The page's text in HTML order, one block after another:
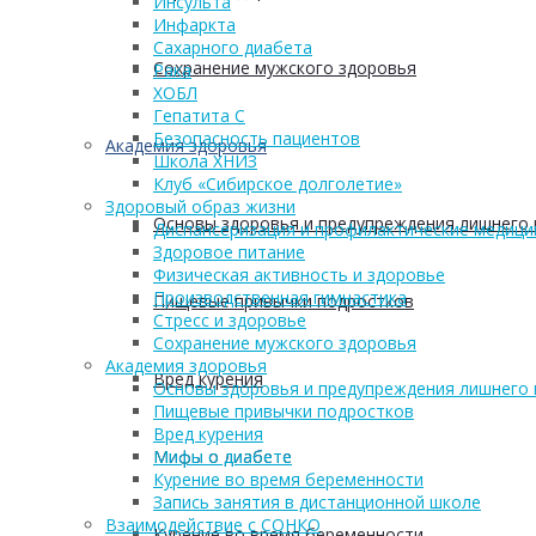
Сохранение мужского здоровья
Академия здоровья
Основы здоровья и предупреждения лишнего
Пищевые привычки подростков
Вред курения
Мифы о диабете
Инфаркта
Сахарного диабета
Рака
ХОБЛ
Гепатита С
Безопасность пациентов
Школа ХНИЗ
Клуб «Сибирское долголетие»
Здоровый образ жизни
Диспансеризация и профилактические
Здоровое питание
Физическая активность и здоровье
Производственная гимнастика
Стресс и здоровье
Сохранение мужского здоровья
Академия здоровья
Основы здоровья и предупреждения лишнего
Пищевые привычки подростков
Вред курения
Мифы о диабете
Курение во время беременности
Запись занятия в дистанционной школе
Взаимодействие с СОНКО